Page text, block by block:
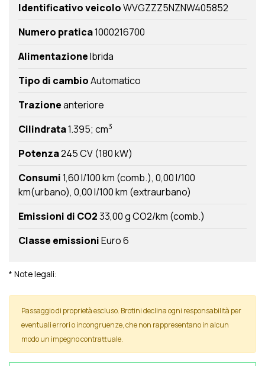
Identificativo veicoloWVGZZZ5NZNW405852
Numero pratica1000216700
AlimentazioneIbrida
Tipo di cambioAutomatico
Trazioneanteriore
Cilindrata1.395; cm3
Potenza245 CV (180 kW)
Consumi1,60 l/100 km (comb.) 0,00 l/100
km(urbano) 0,00 l/100 km (extraurbano)
Emissioni di CO233,00 g CO2/km (comb.)
Classe emissioniEuro 6
* Note legali:
Passaggio di proprietà escluso. Brotini declina ogni responsabilità per
eventuali errori o incongruenze, che non rappresentano in alcun
modo un impegno contrattuale.